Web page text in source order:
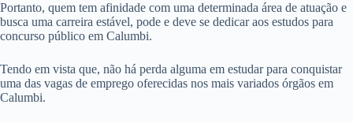
Portanto, quem tem afinidade com uma determinada área de atuação e
busca uma carreira estável, pode e deve se dedicar aos estudos para
concurso público em Calumbi.
Tendo em vista que, não há perda alguma em estudar para conquistar
uma das vagas de emprego oferecidas nos mais variados órgãos em
Calumbi.